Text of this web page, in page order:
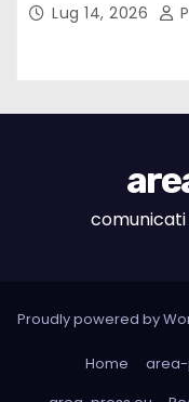
Lug 14, 2026
Proudly powered by
Home
area-